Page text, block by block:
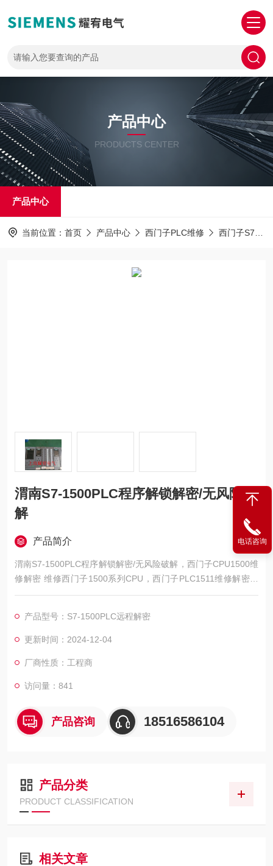
产品中心
PRODUCTS CENTER
产品中心
当前位置： 首页 产品中心 西门子PLC维修 西门子S7-1500PLC解密
渭南S7-1500PLC程序解锁解密/无风险破
解
产品简介
渭南S7-1500PLC程序解锁解密/无风险破解，西门子CPU1500维
修解密 维修西门子1500系列CPU，西门子PLC1511维修解密，
西门子PLC1512维修解密，西门子PLC1513维修解密，西门子P
维修解密，西门子PLC1518解密维修如上电所有指示灯不亮，全
亮，开机无显示，不通讯，通讯连接不上，通讯异常，通讯网口
产品型号：S7-1500PLC远程解密
更新时间：2024-12-04
厂商性质：工程商
访问量：841
产品咨询 18516586104
产品分类
PRODUCT CLASSIFICATION
相关文章
电话咨询